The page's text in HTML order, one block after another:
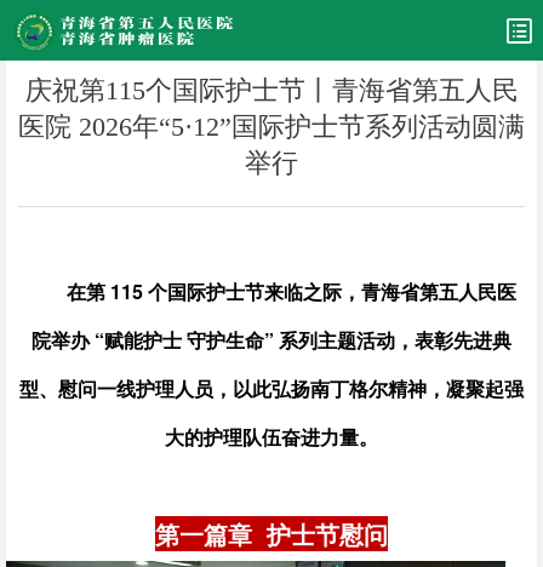
庆祝第115个国际护士节丨青海省第五人民
医院 2026年“5·12”国际护士节系列活动圆满
举行
在第 115 个国际护士节来临之际，青海省第五人民医
院举办 “赋能护士 守护生命” 系列主题活动，表彰先进典
型、慰问一线护理人员，以此弘扬南丁格尔精神，凝聚起强
大的护理队伍奋进力量。
第一篇章 护士节慰问